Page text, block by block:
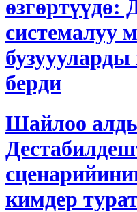
системалуу
берди
Шайлоо
кимдер